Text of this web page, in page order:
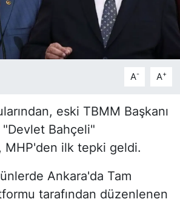
A- A+
eski TBMM Başkanı
"Devlet Bahçeli"
MHP'den ilk tepki geldi.
Ankara'da Tam
tarafından düzenlenen